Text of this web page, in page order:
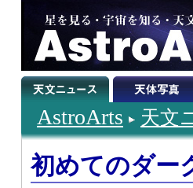
AstroArts 天文
初めてのダー